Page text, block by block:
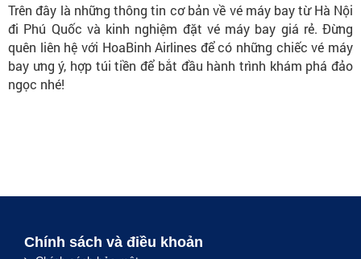
Trên đây là những thông tin cơ bản về vé máy bay từ Hà Nội
đi Phú Quốc và kinh nghiệm đặt vé máy bay giá rẻ. Đừng
quên liên hệ với HoaBinh Airlines để có những chiếc vé máy
bay ưng ý, hợp túi tiền để bắt đầu hành trình khám phá đảo
ngọc nhé!
Chính sách và điều khoản